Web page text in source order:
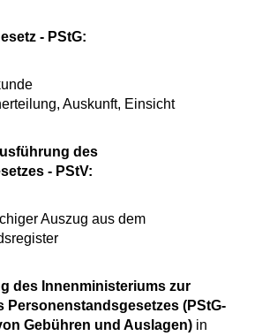
- PStG:
Auskunft, Einsicht
des
- PStV:
Auszug aus dem
des Innenministeriums zur
Personenstandsgesetzes (PStG-
Gebühren und Auslagen) in